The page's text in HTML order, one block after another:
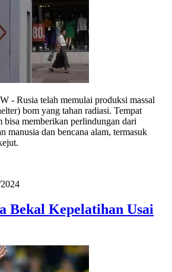
- Rusia telah memulai produksi massal
bom yang tahan radiasi. Tempat
memberikan perlindungan dari
manusia dan bencana alam, termasuk
Bekal Kepelatihan Usai